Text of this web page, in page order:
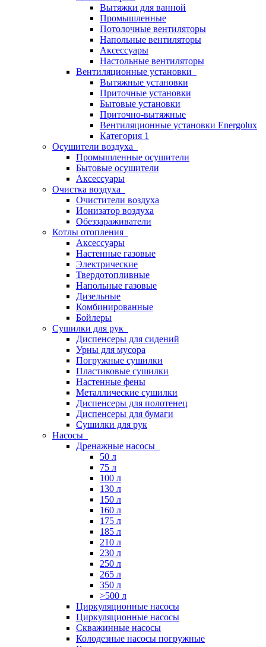
Вытяжки для ванной
Промышленные
Потолочные вентиляторы
Напольные вентиляторы
Аксессуары
Настольные вентиляторы
Вентиляционные установки
Вытяжные установки
Приточные установки
Бытовые установки
Приточно-вытяжные
Вентиляционные установки Energolux
Категория 1
Осушители воздуха
Промышленные осушители
Бытовые осушители
Аксессуары
Очистка воздуха
Очистители воздуха
Ионизатор воздуха
Обеззараживатели
Котлы отопления
Аксессуары
Настенные газовые
Электрические
Твердотопливные
Напольные газовые
Дизельные
Комбинированные
Бойлеры
Сушилки для рук
Диспенсеры для сидений
Урны для мусора
Погружные сушилки
Пластиковые сушилки
Настенные фены
Металлические сушилки
Диспенсеры для полотенец
Диспенсеры для бумаги
Сушилки для рук
Насосы
Дренажные насосы
50 л
75 л
100 л
130 л
150 л
160 л
175 л
185 л
210 л
230 л
250 л
265 л
350 л
>500 л
Циркуляционные насосы
Циркуляционные насосы
Скважинные насосы
Колодезные насосы погружные